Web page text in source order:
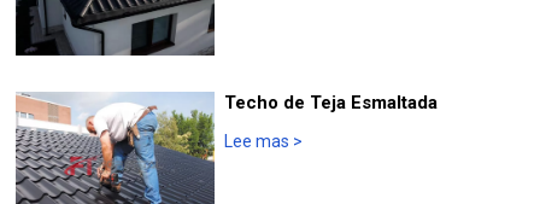
Techo de Teja Esmaltada
Lee mas >